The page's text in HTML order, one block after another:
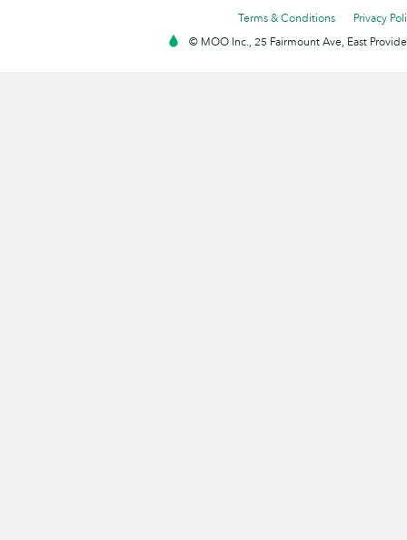
Terms & Conditions
Privacy
© MOO Inc., 25 Fairmount Ave, East